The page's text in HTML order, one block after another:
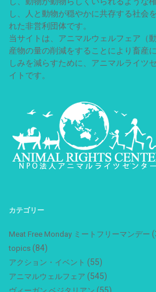
し、人と動物が穏やかに共存する社会
れた非営利団体です。
当サイトは、アニマルウェルフェア（
産物の量の削減をすることにより畜産
しみを減らすために、アニマルライツ
イトです。
カテゴリー
Meat Free Monday ミートフリーマンデー
topics (84)
アクション・イベント (55)
アニマルウェルフェア (545)
ヴィーガン ベジタリアン (55)